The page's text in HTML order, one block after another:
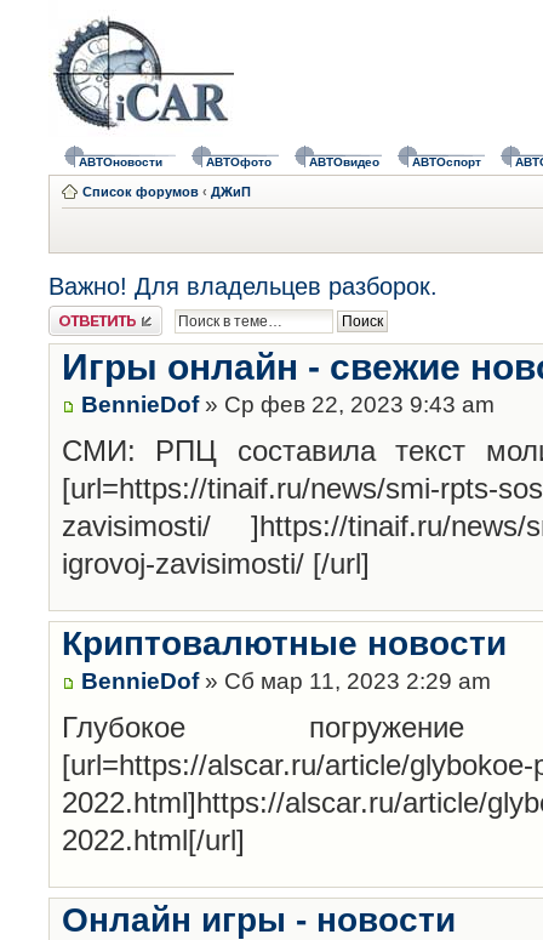
АВТОновости АВТОфото АВТОвидео АВТОспорт
Список форумов ‹ ДЖиП
Важно! Для владельцев разборок.
Ответить
Игры онлайн - свежие
BennieDof» Ср фев 22, 2023 9:43 am
СМИ: РПЦ составила текст
[url=https://tinaif.ru/news/smi-rpts-
zavisimosti/ ]https://tinaif.ru/news/
igrovoj-zavisimosti/ [/url]
Криптовалютные новости
BennieDof» Сб мар 11, 2023 2:29 am
Глубокое
[url=https://alscar.ru/article/
2022.html]https://alscar.ru/article/
2022.html[/url]
Онлайн игры - новости